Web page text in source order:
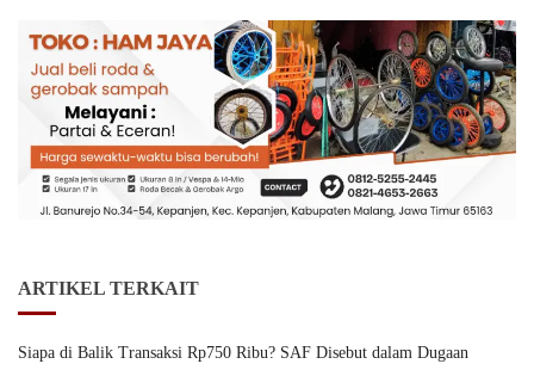
ARTIKEL TERKAIT
Siapa di Balik Transaksi Rp750 Ribu? SAF Disebut dalam Dugaan